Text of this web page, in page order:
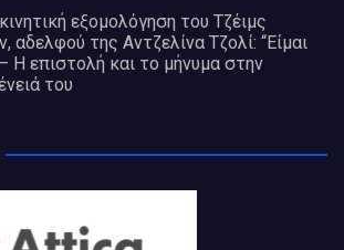
εξομολόγηση του Τζέιμς
αδελφού της Αντζελίνα Τζολί: “Είμαι
– Η επιστολή και το μήνυμα στην
του